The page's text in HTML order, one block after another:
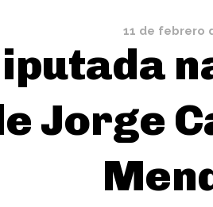
11 de febrero
Jorge